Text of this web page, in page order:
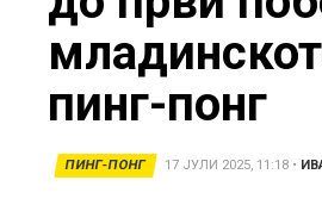
here
пинг-понг
ПИНГ-ПОНГ 17 ЈУЛИ 2025, 11:18 •